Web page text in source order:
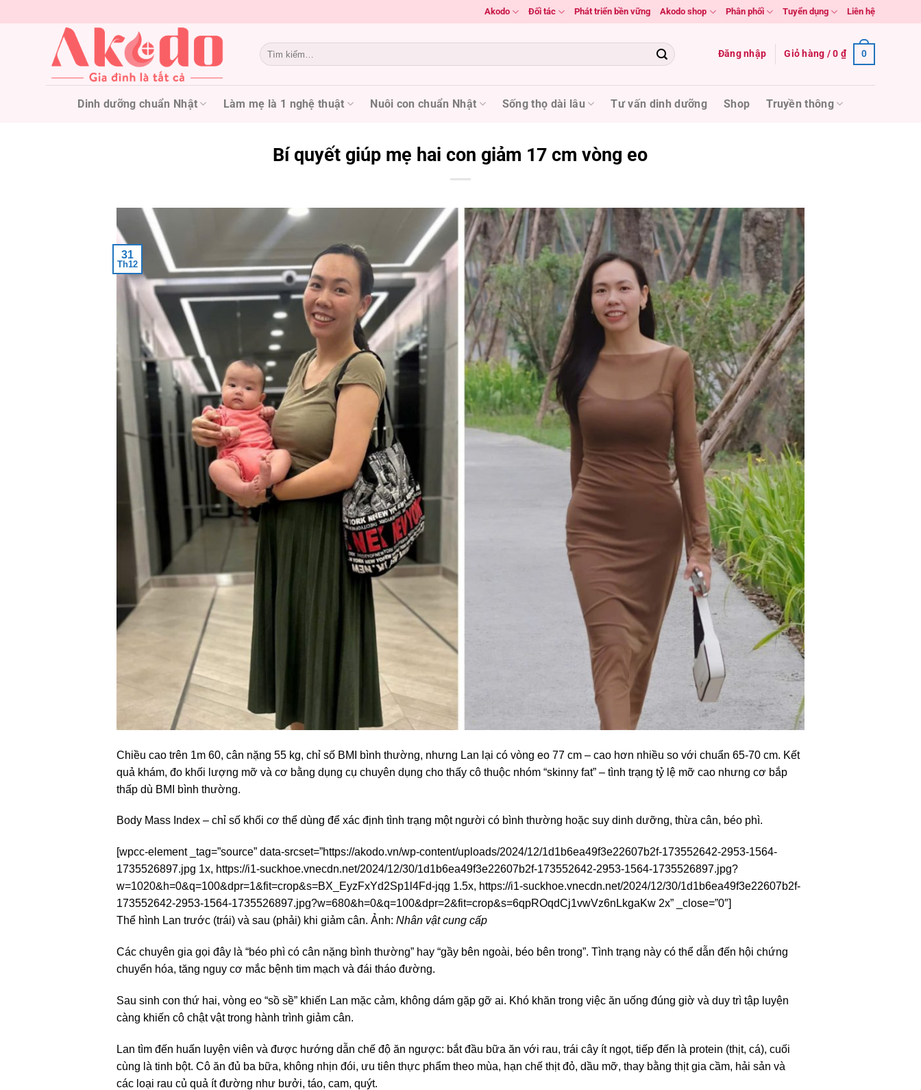
đến
Akodo Đối tác Phát triển bền vững Akodo shop Phân phối Tuyển dụng Liên hệ
Tìm
kiếm:
Đăng nhập Giỏ hàng /0₫ 0
Dinh dưỡng chuẩn Nhật Làm mẹ là 1 nghệ thuật Nuôi con chuẩn Nhật Sống thọ dài lâu Tư vấn dinh dưỡng Shop Truyền thông
Bí quyết giúp mẹ hai con giảm 17 cm vòng eo
31
Th12
Chiều cao trên 1m 60, cân nặng 55 kg, chỉ số BMI bình thường, nhưng Lan lại có vòng eo 77 cm – cao hơn nhiều so với chuẩn 65-70 cm. Kết
quả khám, đo khối lượng mỡ và cơ bằng dụng cụ chuyên dụng cho thấy cô thuộc nhóm “skinny fat” – tình trạng tỷ lệ mỡ cao nhưng cơ bắp
thấp dù BMI bình thường.
Body Mass Index – chỉ số khối cơ thể dùng để xác định tình trạng một người có bình thường hoặc suy dinh dưỡng, thừa cân, béo phì.
[wpcc-element _tag=”source” data-srcset=”https://akodo.vn/wp-content/uploads/2024/12/1d1b6ea49f3e22607b2f-173552642-2953-1564-
1735526897.jpg 1x, https://i1-suckhoe.vnecdn.net/2024/12/30/1d1b6ea49f3e22607b2f-173552642-2953-1564-1735526897.jpg?
w=1020&h=0&q=100&dpr=1&fit=crop&s=BX_EyzFxYd2Sp1l4Fd-jqg 1.5x, https://i1-suckhoe.vnecdn.net/2024/12/30/1d1b6ea49f3e22607b2f-
173552642-2953-1564-1735526897.jpg?w=680&h=0&q=100&dpr=2&fit=crop&s=6qpROqdCj1vwVz6nLkgaKw 2x” _close=”0″]
Thể hình Lan trước (trái) và sau (phải) khi giảm cân. Ảnh: Nhân vật cung cấp
Các chuyên gia gọi đây là “béo phì có cân nặng bình thường” hay “gầy bên ngoài, béo bên trong”. Tình trạng này có thể dẫn đến hội chứng
chuyển hóa, tăng nguy cơ mắc bệnh tim mạch và đái tháo đường.
Sau sinh con thứ hai, vòng eo “sồ sề” khiến Lan mặc cảm, không dám gặp gỡ ai. Khó khăn trong việc ăn uống đúng giờ và duy trì tập luyện
càng khiến cô chật vật trong hành trình giảm cân.
Lan tìm đến huấn luyện viên và được hướng dẫn chế độ ăn ngược: bắt đầu bữa ăn với rau, trái cây ít ngọt, tiếp đến là protein (thịt, cá), cuối
cùng là tinh bột. Cô ăn đủ ba bữa, không nhịn đói, ưu tiên thực phẩm theo mùa, hạn chế thịt đỏ, dầu mỡ, thay bằng thịt gia cầm, hải sản và
các loại rau củ quả ít đường như bưởi, táo, cam, quýt.